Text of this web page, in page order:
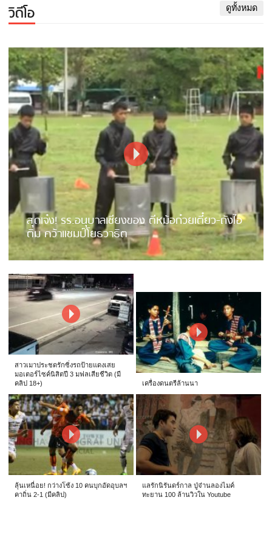
วิดีโอ ดูทั้งหมด
สุดเจ๋ง! รร.อนุบาลเชียงของ ตีหม้อก๋วยเตี๋ยว-ถังไอ
ติม คว้าแชมป์โยธวาธิต
สาวเมาประชดรักซิ่งรถป้ายแดงเสย
มอเตอร์ไซค์นิสิตปี 3 มฟลเสียชีวิต (มี
คลิป 18+)
เครื่องดนตรีล้านนา
ลุ้นเหนื่อย! กว่างโซ้ง 10 คนบุกอัดอุบลฯ
คาถิ่น 2-1 (มีคลิป)
แลรักนิรันดร์กาล ปู่จ๋านลองไมค์
ทะยาน 100 ล้านวิวใน Youtube